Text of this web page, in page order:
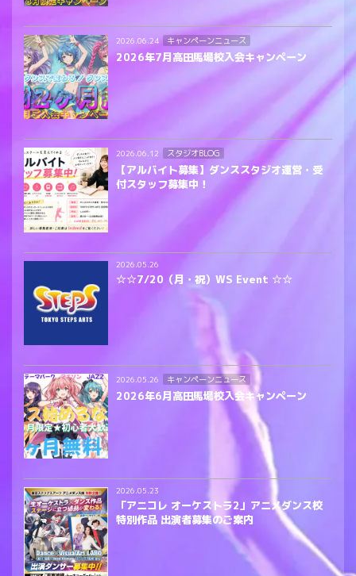
2026.06.24 キャンペーンニュース
2026年7月高田馬場校入会キャンペーン
2026.06.12 スタジオBLOG
【アルバイト募集】ダンススタジオ運営・受
付スタッフ募集中！
2026.05.26
☆☆7/20（月・祝）WS Event ☆☆
2026.05.26 キャンペーンニュース
2026年6月高田馬場校入会キャンペーン
2026.05.23
「アニコレ オーケストラ2」アニメダンス校
特別作品 出演者募集のご案内